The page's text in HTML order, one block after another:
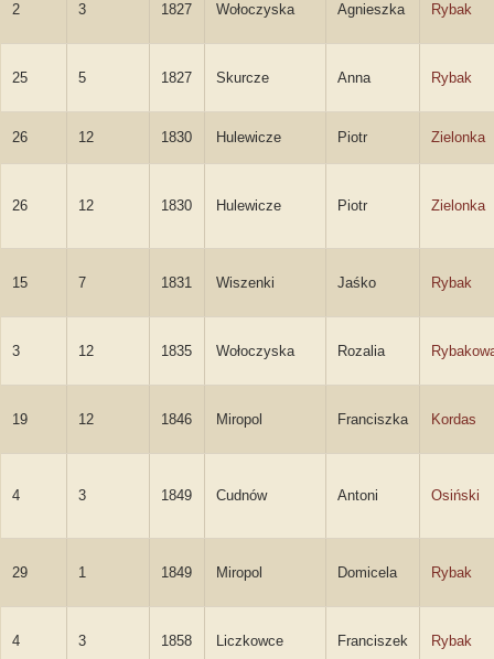
2 3 1827 Wołoczyska Agnieszka Rybak
25 5 1827 Skurcze Anna Rybak
26 12 1830 Hulewicze Piotr Zielonka
26 12 1830 Hulewicze Piotr Zielonka
15 7 1831 Wiszenki Jaśko Rybak
3 12 1835 Wołoczyska Rozalia
19 12 1846 Miropol Franciszka Kordas
4 3 1849 Cudnów Antoni Osiński
29 1 1849 Miropol Domicela Rybak
4 3 1858 Liczkowce Franciszek Rybak